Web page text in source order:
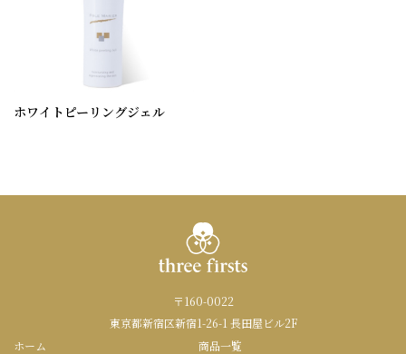
ホワイトピーリングジェル
〒160-0022
東京都新宿区新宿1-26-1 長田屋ビル2F
ホーム
商品一覧